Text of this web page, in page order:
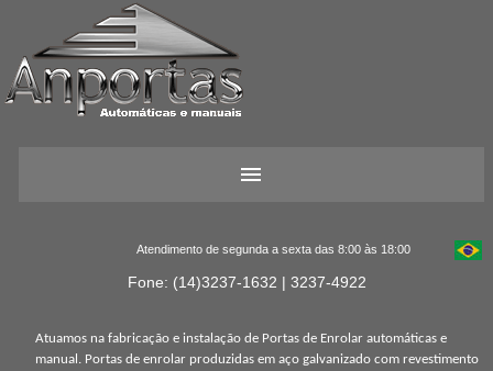
Atendimento de segunda a sexta das 8:00 às 18:00
Fone: (14)3237-1632 | 3237-4922
Atuamos na fabricação e instalação de Portas de Enrolar automáticas e
manual. Portas de enrolar produzidas em aço galvanizado com revestimento